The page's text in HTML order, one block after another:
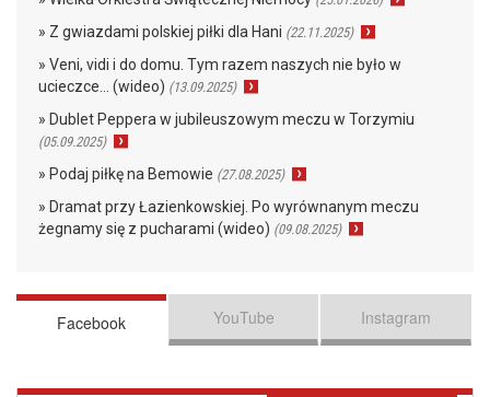
» Z gwiazdami polskiej piłki dla Hani (22.11.2025)
» Veni, vidi i do domu. Tym razem naszych nie było w
ucieczce… (wideo) (13.09.2025)
» Dublet Peppera w jubileuszowym meczu w Torzymiu
(05.09.2025)
» Podaj piłkę na Bemowie (27.08.2025)
» Dramat przy Łazienkowskiej. Po wyrównanym meczu
żegnamy się z pucharami (wideo) (09.08.2025)
Facebook YouTube Instagram